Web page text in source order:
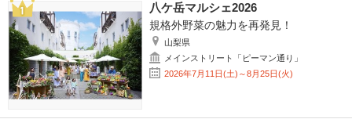
八ケ岳マルシェ2026
規格外野菜の魅力を再発見！
山梨県
メインストリート「ピーマン通り」
2026年7月11日(土)～8月25日(火)